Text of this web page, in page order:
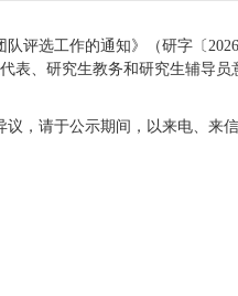
评选工作的通知》（研字〔
表、研究生教务和研究生辅导
，请于公示期间，以来电、来